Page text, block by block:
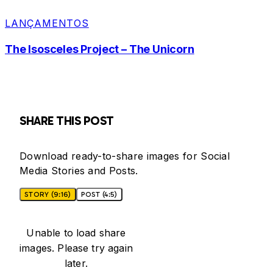
LANÇAMENTOS
The Isosceles Project – The Unicorn
SHARE THIS POST
Download ready-to-share images for Social
Media Stories and Posts.
STORY (9:16) POST (4:5)
Unable to load share
images. Please try again
later.